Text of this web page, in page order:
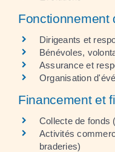
Fonctionnement
Dirigeants et
Bénévoles,
Assurance et
Organisation
Financement et
Collecte de fonds
Activités
braderies)